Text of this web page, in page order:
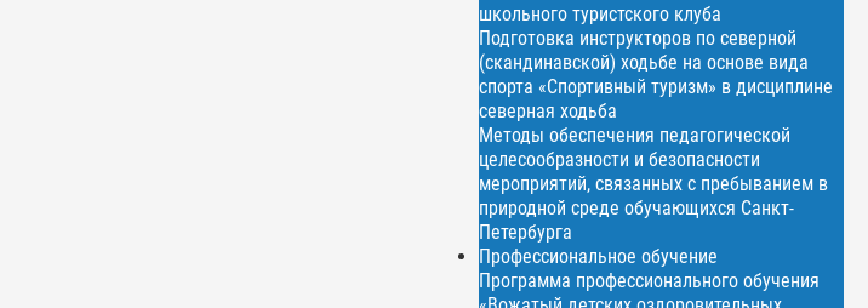
школьного туристского клуба
Подготовка инструкторов по северной
(скандинавской) ходьбе на основе вида
спорта «Спортивный туризм» в дисциплине
северная ходьба
Методы обеспечения педагогической
целесообразности и безопасности
мероприятий, связанных с пребыванием в
природной среде обучающихся Санкт-
Петербурга
Профессиональное обучение
Программа профессионального обучения